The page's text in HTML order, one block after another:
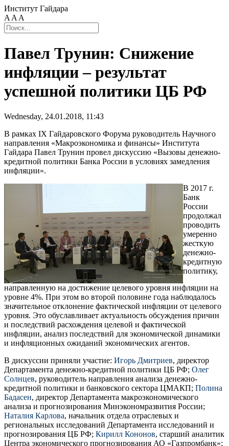
Институт Гайдара
A A A
Павел Трунин: Снижение
инфляции – результат
успешной политики ЦБ РФ
Wednesday, 24.01.2018, 11:43
В рамках IX Гайдаровского Форума руководитель Научного
направления «Макроэкономика и финансы» Института
Гайдара Павел Трунин провел дискуссию «Вызовы денежно-
кредитной политики Банка России в условиях замедления
инфляции».
В 2017 г.
Банк
России
продолжал
проводить
умеренно
жесткую
денежно-
кредитную
политику,
направленную на достижение целевого уровня инфляции на
уровне 4%. При этом во второй половине года наблюдалось
значительное отклонение фактической инфляции от целевого
уровня. Это обуславливает актуальность обсуждения причин
и последствий расхождения целевой и фактической
инфляции, анализ последствий для экономической динамики
и инфляционных ожиданий экономических агентов.
В дискуссии приняли участие: Игорь Дмитриев, директор
Департамента денежно-кредитной политики ЦБ РФ; Олег
Солнцев, руководитель направления анализа денежно-
кредитной политики и банковского сектора ЦМАКП; Полина
Бадасен, директор Департамента макроэкономического
анализа и прогнозирования Минэкономразвития России;
Наталия Карлова, начальник отдела отраслевых и
региональных исследований Департамента исследований и
прогнозирования ЦБ РФ; Кирилл Кононов, старший аналитик
Центра экономического прогнозирования АО «Газпромбанк»;